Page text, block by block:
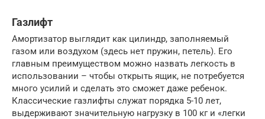
Газлифт
Амортизатор выглядит как цилиндр, заполняемый
газом или воздухом (здесь нет пружин, петель). Его
главным преимуществом можно назвать легкость в
использовании – чтобы открыть ящик, не потребуется
много усилий и сделать это сможет даже ребенок.
Классические газлифты служат порядка 5-10 лет,
выдерживают значительную нагрузку в 100 кг и «легки